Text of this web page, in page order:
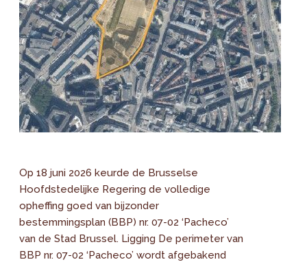
Op 18 juni 2026 keurde de Brusselse
Hoofdstedelijke Regering de volledige
opheffing goed van bijzonder
bestemmingsplan (BBP) nr. 07-02 ‘Pacheco’
van de Stad Brussel. Ligging De perimeter van
BBP nr. 07-02 ‘Pacheco’ wordt afgebakend